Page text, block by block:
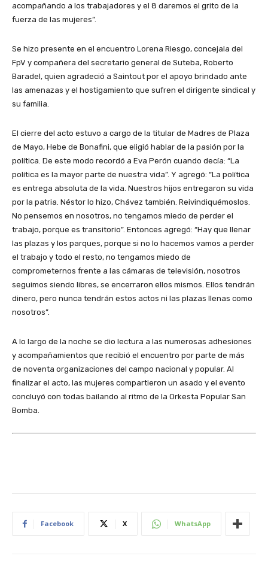
acompañando a los trabajadores y el 8 daremos el grito de la
fuerza de las mujeres”.
Se hizo presente en el encuentro Lorena Riesgo, concejala del
FpV y compañera del secretario general de Suteba, Roberto
Baradel, quien agradeció a Saintout por el apoyo brindado ante
las amenazas y el hostigamiento que sufren el dirigente sindical y
su familia.
El cierre del acto estuvo a cargo de la titular de Madres de Plaza
de Mayo, Hebe de Bonafini, que eligió hablar de la pasión por la
política. De este modo recordó a Eva Perón cuando decía: “La
política es la mayor parte de nuestra vida”. Y agregó: “La política
es entrega absoluta de la vida. Nuestros hijos entregaron su vida
por la patria. Néstor lo hizo, Chávez también. Reivindiquémoslos.
No pensemos en nosotros, no tengamos miedo de perder el
trabajo, porque es transitorio”. Entonces agregó: “Hay que llenar
las plazas y los parques, porque si no lo hacemos vamos a perder
el trabajo y todo el resto, no tengamos miedo de
comprometernos frente a las cámaras de televisión, nosotros
seguimos siendo libres, se encerraron ellos mismos. Ellos tendrán
dinero, pero nunca tendrán estos actos ni las plazas llenas como
nosotros”.
A lo largo de la noche se dio lectura a las numerosas adhesiones
y acompañamientos que recibió el encuentro por parte de más
de noventa organizaciones del campo nacional y popular. Al
finalizar el acto, las mujeres compartieron un asado y el evento
concluyó con todas bailando al ritmo de la Orkesta Popular San
Bomba.
Facebook X WhatsApp